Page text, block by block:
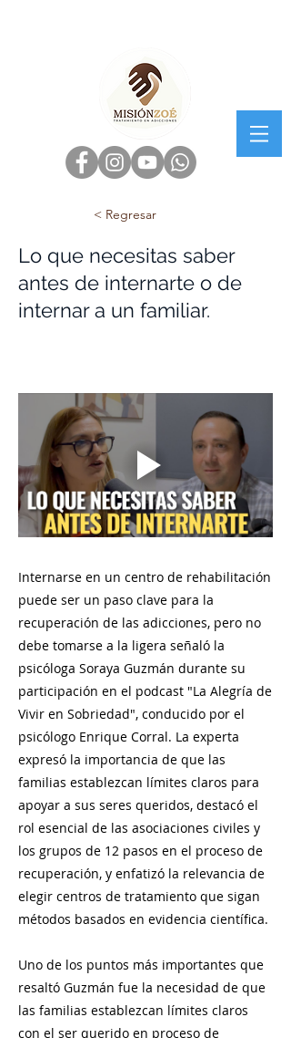
< Regresar
Lo que necesitas saber
antes de internarte o de
internar a un familiar.
Internarse en un centro de rehabilitación
puede ser un paso clave para la
recuperación de las adicciones, pero no
debe tomarse a la ligera señaló la
psicóloga Soraya Guzmán durante su
participación en el podcast "La Alegría de
Vivir en Sobriedad", conducido por el
psicólogo Enrique Corral. La experta
expresó la importancia de que las
familias establezcan límites claros para
apoyar a sus seres queridos, destacó el
rol esencial de las asociaciones civiles y
los grupos de 12 pasos en el proceso de
recuperación, y enfatizó la relevancia de
elegir centros de tratamiento que sigan
métodos basados en evidencia científica.
Uno de los puntos más importantes que
resaltó Guzmán fue la necesidad de que
las familias establezcan límites claros
con el ser querido en proceso de